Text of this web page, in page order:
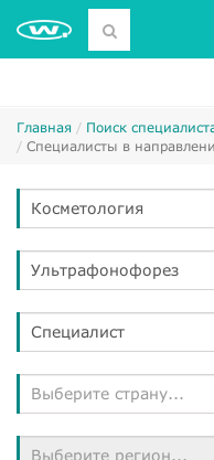
Главная
Поиск
Специалисты в
Косметология
Ультрафонофорез
Специалист
Выберите страну...
Выберите регион...